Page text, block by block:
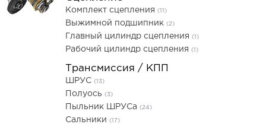
Комплект сцепления (11)
Выжимной подшипник (2)
Главный цилиндр сцепления (1)
Рабочий цилиндр сцепления (1)
Трансмиссия / КПП
ШРУС (13)
Полуось (3)
Пыльник ШРУСа (24)
Сальники (17)